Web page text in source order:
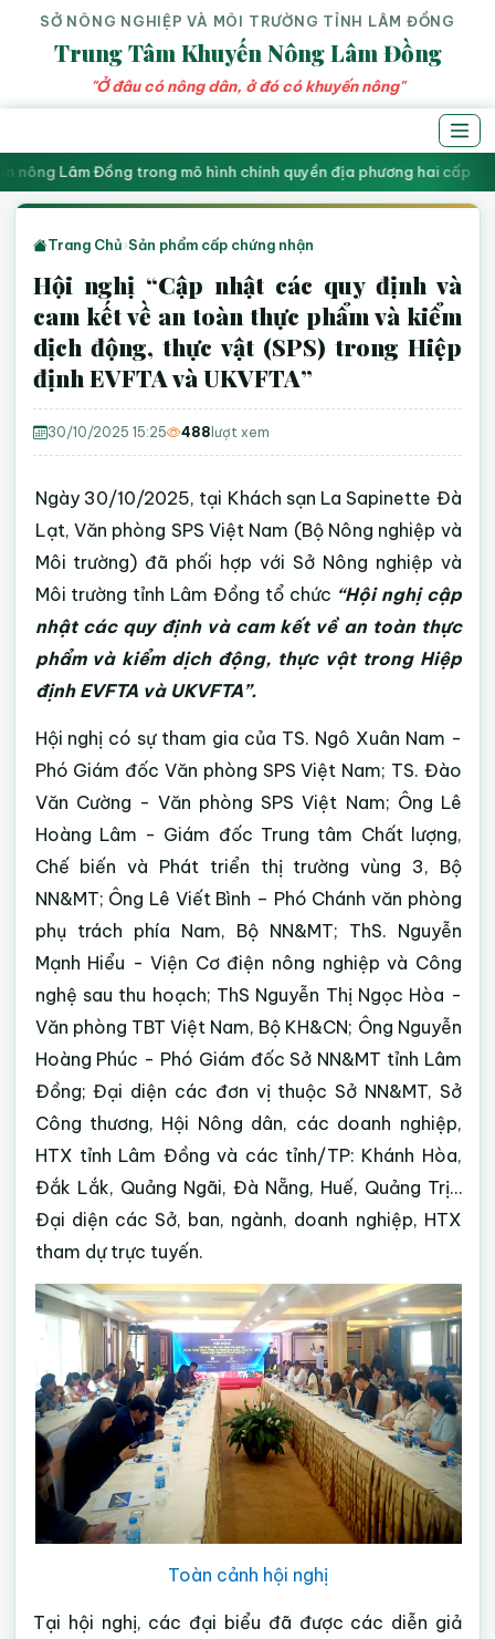
SỞ NÔNG NGHIỆP VÀ MÔI TRƯỜNG TỈNH LÂM ĐỒNG
Trung Tâm Khuyến Nông Lâm Đồng
"Ở đâu có nông dân, ở đó có khuyến nông"
nông Lâm Đồng trong mô hình chính quyền địa phương hai cấp
Trang Chủ›Sản phẩm cấp chứng nhận
Hội nghị “Cập nhật các quy định và
cam kết về an toàn thực phẩm và kiểm
dịch động, thực vật (SPS) trong Hiệp
định EVFTA và UKVFTA”
30/10/2025 15:25 488 lượt xem
Ngày 30/10/2025, tại Khách sạn La Sapinette Đà
Lạt, Văn phòng SPS Việt Nam (Bộ Nông nghiệp và
Môi trường) đã phối hợp với Sở Nông nghiệp và
Môi trường tỉnh Lâm Đồng tổ chức “Hội nghịcập
nhật các quy định và cam kết về an toàn thực
phẩm và kiểm dịch động, thực vật trong Hiệp
định EVFTA và UKVFTA”.
Hội nghị có sự tham gia của TS. Ngô Xuân Nam -
Phó Giám đốc Văn phòng SPS Việt Nam; TS. Đào
Văn Cường - Văn phòng SPS Việt Nam; Ông Lê
Hoàng Lâm - Giám đốc Trung tâm Chất lượng,
Chế biến và Phát triển thị trường vùng 3, Bộ
NN&MT; Ông Lê Viết Bình – Phó Chánh văn phòng
phụ trách phía Nam, Bộ NN&MT; ThS. Nguyễn
Mạnh Hiểu - Viện Cơ điện nông nghiệp và Công
nghệ sau thu hoạch; ThS Nguyễn Thị Ngọc Hòa -
Văn phòng TBT Việt Nam, Bộ KH&CN; Ông Nguyễn
Hoàng Phúc - Phó Giám đốc Sở NN&MT tỉnh Lâm
Đồng; Đại diện các đơn vị thuộc Sở NN&MT, Sở
Công thương, Hội Nông dân, các doanh nghiệp,
HTX tỉnh Lâm Đồng và các tỉnh/TP: Khánh Hòa,
Đắk Lắk, Quảng Ngãi, Đà Nẵng, Huế, Quảng Trị…
Đại diện các Sở, ban, ngành, doanh nghiệp, HTX
tham dự trực tuyến.
Toàn cảnh hội nghị
Tại hội nghị, các đại biểu đã được các diễn giả